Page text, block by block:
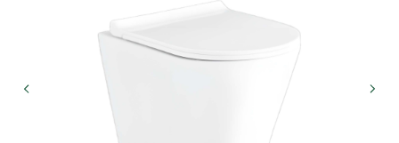
МЫ В СОЦИАЛЬНЫХ СЕТЯХ